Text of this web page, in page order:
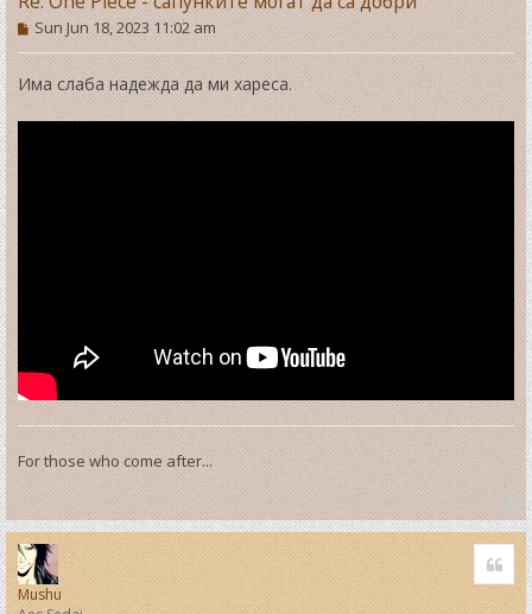
P
o
s
t
Sun Jun 18, 2023 11:02 am
Има слаба надежда да ми хареса.
For those who come after...
T
o
p
Mushu